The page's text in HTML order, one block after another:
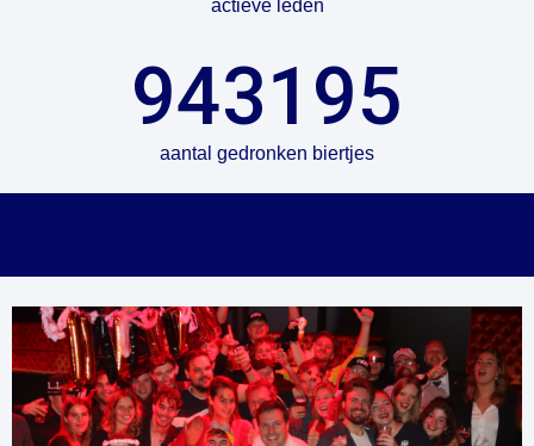
actieve leden
943195
aantal gedronken biertjes